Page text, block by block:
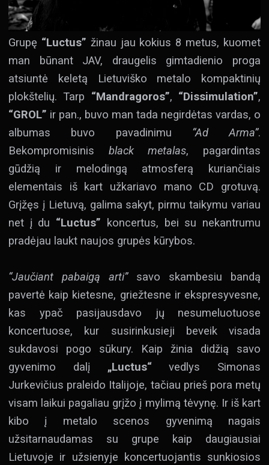
Grupę “Luctus” žinau jau kokius 8 metus, kuomet
man būnant JAV, draugelis gimtadienio proga
atsiuntė keletą Lietuviško metalo kompaktinių
plokštelių. Tarp “Mandragoros”, “Dissimulation”,
“GROL” ir pan., buvo man tada negirdėtas vardas, o
albumas buvo pavadinimu “Ad Arma”.
Bekompromisinis black metalas, pagardintas
gūdžią ir melodingą atmosferą kuriančiais
elementais iš kart užkariavo mano CD grotuvą.
Grįžęs į Lietuvą, galima sakyt, pirmu taikymu variau
net į du “Luctus” koncertus, bei su nekantrumu
pradėjau laukt naujos grupės kūrybos.
“Jaučiant pabaigą arti”savo skambesiu bandą
pavertė kaip kietesne, griežtesne ir ekspresyvesne,
kas ypač pasijausdavo jų nesumeluotuose
koncertuose, kur susirinkusieji beveik visada
sukdavosi pogo sūkury. Kaip žinia didžią savo
gyvenimo dalį „Luctus“vedlys Simonas
Jurkevičius praleido Italijoje, tačiau prieš pora metų
visam laikui pagaliau grįžo į mylimą tėvynę. Ir iš kart
kibo į metalo scenos gyvenimą nagais
užsitarnaudamas su grupe kaip daugiausiai
Lietuvoje ir užsienyje koncertuojantis sunkiosios